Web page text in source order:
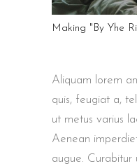
Making "By Yhe
Aliquam lorem
quis, feugiat a,
ut metus varius
Aenean
augue. Curabitur